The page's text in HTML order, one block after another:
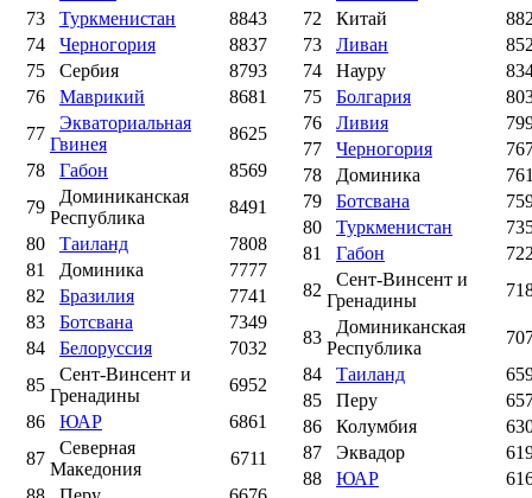
73
Туркменистан
8843
74
Черногория
8837
75
Сербия
8793
76
Маврикий
8681
77
Экваториальная
Гвинея
8625
78
Габон
8569
79
Доминиканская
Республика
8491
80
Таиланд
7808
81
Доминика
7777
82
Бразилия
7741
83
Ботсвана
7349
84
Белоруссия
7032
85
Сент-Винсент и
Гренадины
6952
86
ЮАР
6861
87
Северная
Македония
6711
72
Китай
73
Ливан
74
Науру
75
Болгария
76
Ливия
77
Черногория
78
Доминика
79
Ботсвана
80
Туркменистан
81
Габон
82
Сент-Винсент и
Гренадины
83
Доминиканская
Республика
84
Таиланд
85
Перу
86
Колумбия
87
Эквадор
88
ЮАР